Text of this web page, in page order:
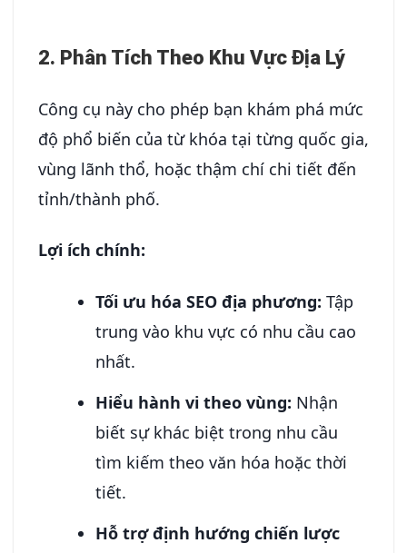
2. Phân Tích Theo Khu Vực Địa Lý
Công cụ này cho phép bạn khám phá mức
độ phổ biến của từ khóa tại từng quốc gia,
vùng lãnh thổ, hoặc thậm chí chi tiết đến
tỉnh/thành phố.
Lợi ích chính:
Tối ưu hóa SEO địa phương: Tập
trung vào khu vực có nhu cầu cao
nhất.
Hiểu hành vi theo vùng: Nhận
biết sự khác biệt trong nhu cầu
tìm kiếm theo văn hóa hoặc thời
tiết.
Hỗ trợ định hướng chiến lược